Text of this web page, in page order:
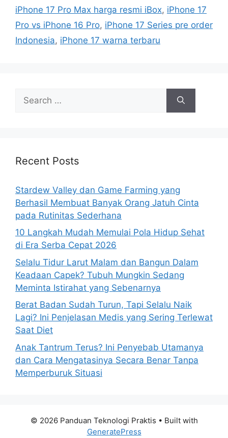
iPhone 17 Pro Max harga resmi iBox, iPhone 17
Pro vs iPhone 16 Pro, iPhone 17 Series pre order
Indonesia, iPhone 17 warna terbaru
for:
Recent Posts
Stardew Valley dan Game Farming yang
Berhasil Membuat Banyak Orang Jatuh Cinta
pada Rutinitas Sederhana
10 Langkah Mudah Memulai Pola Hidup Sehat
di Era Serba Cepat 2026
Selalu Tidur Larut Malam dan Bangun Dalam
Keadaan Capek? Tubuh Mungkin Sedang
Meminta Istirahat yang Sebenarnya
Berat Badan Sudah Turun, Tapi Selalu Naik
Lagi? Ini Penjelasan Medis yang Sering Terlewat
Saat Diet
Anak Tantrum Terus? Ini Penyebab Utamanya
dan Cara Mengatasinya Secara Benar Tanpa
Memperburuk Situasi
© 2026 Panduan Teknologi Praktis • Built with
GeneratePress